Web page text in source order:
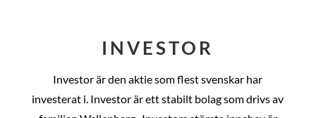
INVESTOR
Investor är den aktie som flest svenskar har
investerat i. Investor är ett stabilt bolag som drivs av